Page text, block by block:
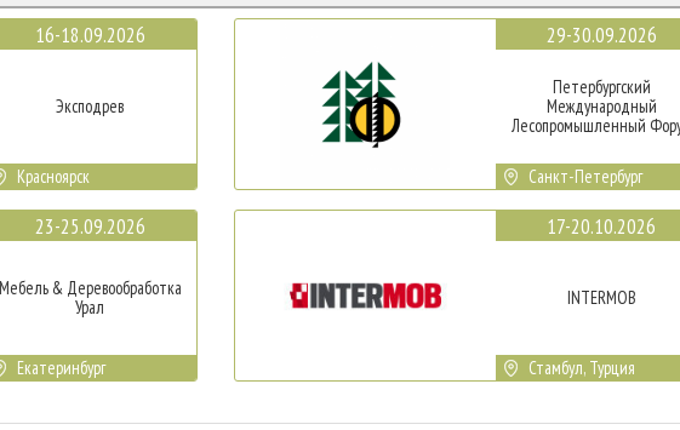
16-18.09.2026
Эксподрев
Красноярск
23-25.09.2026
Мебель & Деревообработка
Урал
Екатеринбург
29-30.09.2026
Петербургский
Международный
Лесопромышленный
Санкт-Петербург
17-20.10.2026
INTERMOB
Стамбул, Турция